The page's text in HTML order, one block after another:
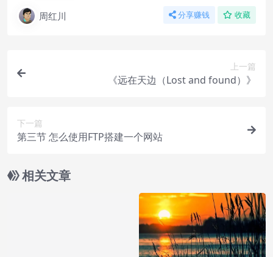
周红川 分享赚钱 收藏
上一篇
《远在天边（Lost and found）》
下一篇
第三节 怎么使用FTP搭建一个网站
相关文章